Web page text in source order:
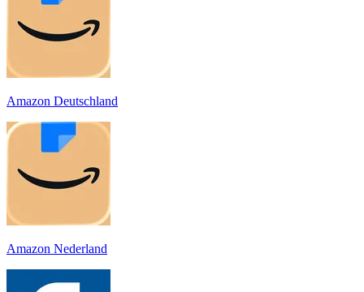
Amazon Deutschland
Amazon Nederland